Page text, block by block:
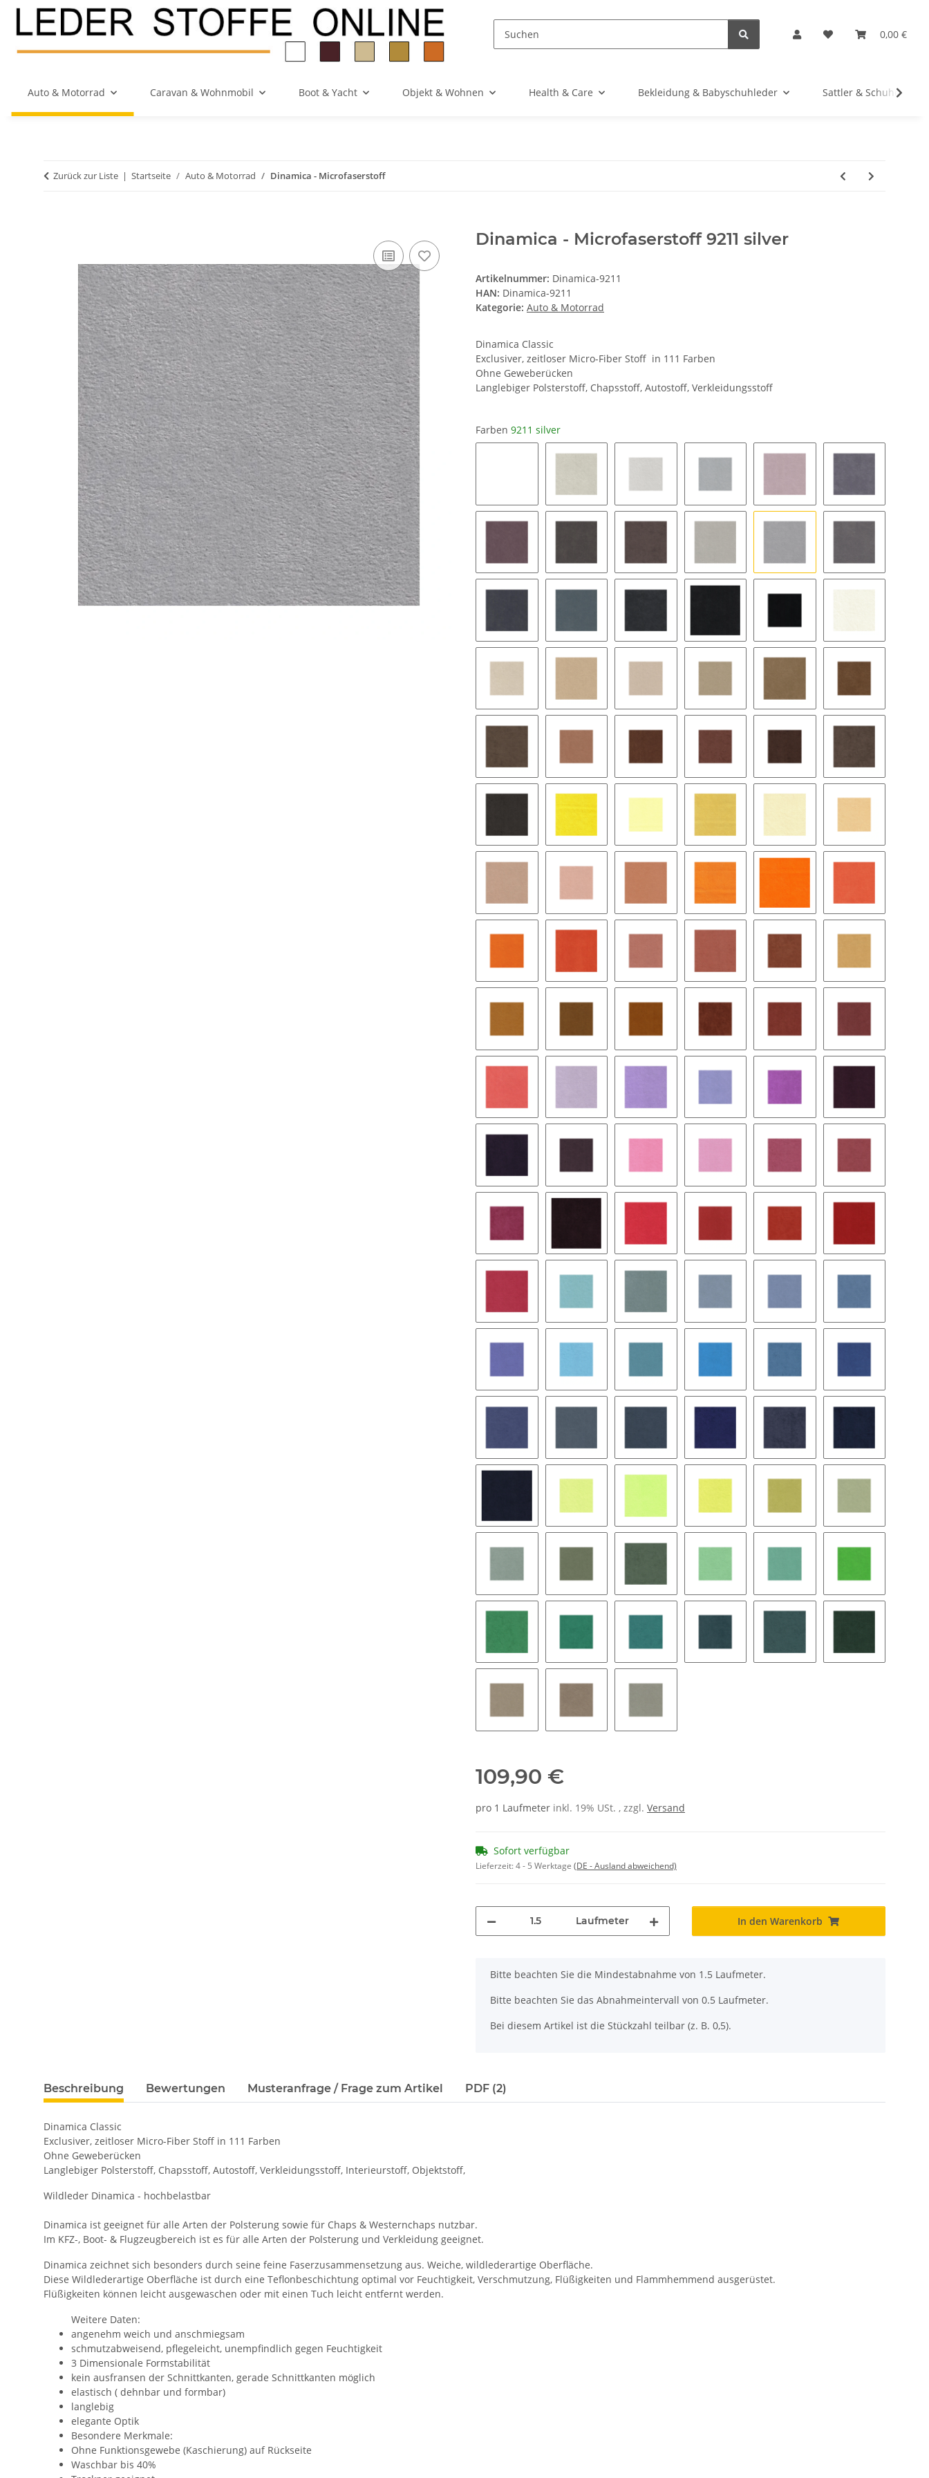
0,00 €
Auto & Motorrad Caravan & Wohnmobil Boot & Yacht Objekt & Wohnen Health & Care Bekleidung & Babyschuhleder Sattler & Schuhe
Zurück zur Liste Startseite Auto & Motorrad Dinamica - Microfaserstoff
Dinamica - Microfaserstoff 9211 silver
Artikelnummer: Dinamica-9211
HAN: Dinamica-9211
Kategorie: Auto & Motorrad
Dinamica Classic
Exclusiver, zeitloser Micro-Fiber Stoff in 111 Farben
Ohne Geweberücken
Langlebiger Polsterstoff, Chapsstoff, Autostoff, Verkleidungsstoff
Farben 9211 silver
0019 snow white8401 ice 8462 silver grey9032 platinum9141 blush 9154 coal
9153 mauve 9176 taupe 9177 String 9118 pearl grey9211 silver 9087 stone grey
9058 pewter 9182 twilight 9189 chic grey 9291 anthracite9059 - schwarz - slate black
8384 ivory
9112 sea sand 9068 amber glow9067 wheat 9065 stone 9121 camel 9125 wood
9064 brown 9070 ginger 9129 rust 9063 cocoa 9168 teak 9178 chocolate
9199 expresso 9515 lemon 9115 butter 9041 corn 9040 cream 9171 melba
9079 callot rose9044 peach 1035 apricot 9126 saffron 9522 mandarin9127 papaye
9524 nasturtium9128 persimmon9043 brandy 9167 sunset 9055 terra cotta9042 sun
9173 onion 9251 peru 1036 curry 9135 clay court9131 pompein red8395 henna
9046 coral 9143 wisteria 9148 lilac 9152 violet 9145 plum 9057 aubergine
9248 eggplant 9249 rosewood9534 slush 9242 pink ice 9149 rose 8418 cordovan
9245 plum 9139 dark purple9138 logo red 9051 paris red9229 tomato 9232 goya red
9052 angel red9049 cyan 9082 steel blue9272 aubusson9151 fjord 9073 capri
9247 thistle 9571 sky 9056 phoenician9572 bright blue8425 bohemian blue8426 marina
8402 brittany blue9074 nile blue 9075 powder blue9574 infanta blue9158 commondore blue
9062 royal blue
9279 navy blue9116 pistachio9561 lime 9122 citrus 9123 pampas 9048 fern green
9081 jade 8397 stone green8399 moss 9050 celadon 8420 aruba 9562 spring
9565 grass 8421 sea green8422 teal green
109,90 €
pro 1 Laufmeter inkl. 19% USt. , zzgl. Versand
Sofort verfügbar
Lieferzeit:4 - 5 Werktage (DE - Ausland abweichend)
Laufmeter In den Warenkorb
x
Bitte beachten Sie die Mindestabnahme von 1.5 Laufmeter.
Bitte beachten Sie das Abnahmeintervall von 0.5 Laufmeter.
Bei diesem Artikel ist die Stückzahl teilbar (z. B. 0,5).
Beschreibung Bewertungen Musteranfrage / Frage zum Artikel PDF (2)
Dinamica Classic
Exclusiver, zeitloser Micro-Fiber Stoff in 111 Farben
Ohne Geweberücken
Langlebiger Polsterstoff, Chapsstoff, Autostoff, Verkleidungsstoff, Interieurstoff, Objektstoff,
Wildleder Dinamica - hochbelastbar
Dinamica ist geeignet für alle Arten der Polsterung sowie für Chaps & Westernchaps nutzbar.
Im KFZ-, Boot- & Flugzeugbereich ist es für alle Arten der Polsterung und Verkleidung geeignet.
Dinamica zeichnet sich besonders durch seine feine Faserzusammensetzung aus. Weiche, wildlederartige Oberfläche.
Diese Wildlederartige Oberfläche ist durch eine Teflonbeschichtung optimal vor Feuchtigkeit, Verschmutzung, Flüßigkeiten und Flammhemmend ausgerüstet.
Flüßigkeiten können leicht ausgewaschen oder mit einen Tuch leicht entfernt werden.
Weitere Daten:
angenehm weich und anschmiegsam
schmutzabweisend, pflegeleicht, unempfindlich gegen Feuchtigkeit
3 Dimensionale Formstabilität
kein ausfransen der Schnittkanten, gerade Schnittkanten möglich
elastisch ( dehnbar und formbar)
langlebig
elegante Optik
Besondere Merkmale:
Ohne Funktionsgewebe (Kaschierung) auf Rückseite
Waschbar bis 40%